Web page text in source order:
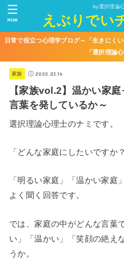
by選択理論
えぶりでい
MENU
日常で役立つ心理学ブログ～「生きにく
「選択理論
家族 2022.03.14
【家族vol.2】温かい家
言葉を発しているか～
選択理論心理士のナミです。
「どんな家庭にしたいですか
「明るい家庭」「温かい家庭
よく聞く回答です。
では、家庭の中がどんな言葉
い」「温かい」「笑顔の絶え
うか。